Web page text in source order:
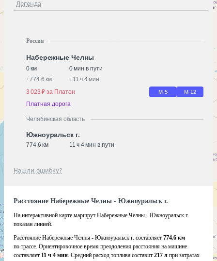
Легенда
Россия
Набережные Челны
0 км
0 мин в пути
+774.6 км +11 ч 4 мин
3 023 ₽ за Платон
М-5 М-12
Платная дорога
Челябинская область
Южноуральск г.
774.6 км 11 ч 4 мин в пути
Нашли ошибку?
Расстояние Набережные Челны - Южноуральск г.
На интерактивной карте маршрут Набережные Челны - Южноуральск г.
показан линией.
Расстояние Набережные Челны - Южноуральск г. составляет 774.6 км
по трассе. Ориентировочное время преодоления расстояния на машине
составляет 11 ч 4 мин. Средний расход топлива составит 217 л при затратах